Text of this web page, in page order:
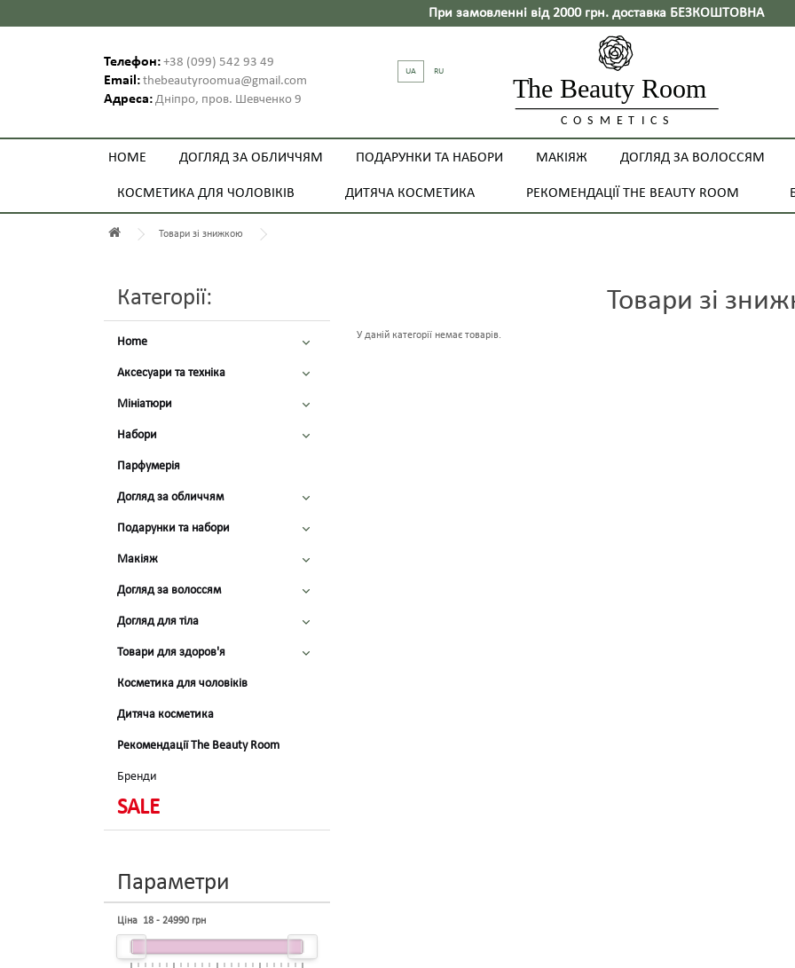
При замовленні від 2000 грн. доставка БЕЗКОШТОВНА
Телефон: +38 (099) 542 93 49
Email: thebeautyroomua@gmail.com
Адреса: Дніпро, пров. Шевченко 9
UA RU
HOME ДОГЛЯД ЗА ОБЛИЧЧЯМ ПОДАРУНКИ ТА НАБОРИ МАКІЯЖ ДОГЛЯД ЗА ВОЛОССЯМ
КОСМЕТИКА ДЛЯ ЧОЛОВІКІВ ДИТЯЧА КОСМЕТИКА РЕКОМЕНДАЦІЇ THE BEAUTY ROOM
Товари зі знижкою
Категорії:
Home
Аксесуари та техніка
Мініатюри
Набори
Парфумерія
Догляд за обличчям
Подарунки та набори
Макіяж
Догляд за волоссям
Догляд для тіла
Товари для здоров'я
Косметика для чоловіків
Дитяча косметика
Рекомендації The Beauty Room
Бренди
SALE
Параметри
Ціна 18 - 24990 грн
Товари зі
У даній категорії немає товарів.